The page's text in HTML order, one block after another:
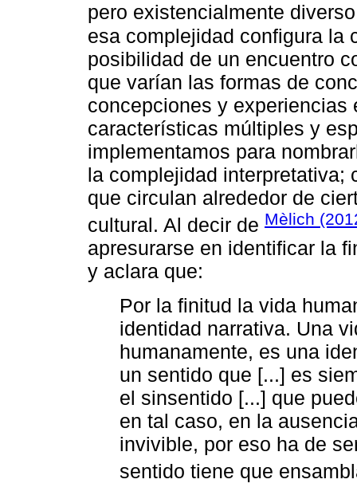
pero existencialmente
esa complejidad configura la
posibilidad de un encuentro
que varían las formas de
concepciones y experiencias
características múltiples y
implementamos para
la complejidad interpretativa;
que circulan alrededor de
cultural. Al decir de Mèlich
apresurarse en identificar la
y aclara que:
Por la finitud la vida
identidad narrativa. Una
humanamente, es una
un sentido que [...] es
el sinsentido [...] que
en tal caso, en la
invivible, por eso ha de
sentido tiene que